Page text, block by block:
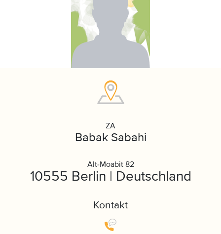
ZA
Babak Sabahi
Alt-Moabit 82
10555 Berlin | Deutschland
Kontakt